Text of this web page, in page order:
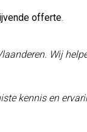
offerte.
Wij
kennis en